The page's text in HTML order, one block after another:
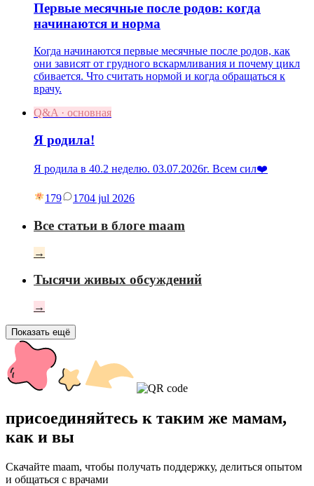
Первые месячные после родов: когда
начинаются и норма
Когда начинаются первые месячные после родов, как
они зависят от грудного вскармливания и почему цикл
сбивается. Что считать нормой и когда обращаться к
врачу.
Q&A · основная
Я родила!
Я родила в 40.2 неделю. 03.07.2026г. Всем сил❤️
179 1704 jul 2026
Все статьи в блоге maam
→
Тысячи живых обсуждений
→
Показать ещё
присоединяйтесь к таким же мамам,
как и вы
Скачайте maam, чтобы получать поддержку, делиться опытом
и общаться с врачами